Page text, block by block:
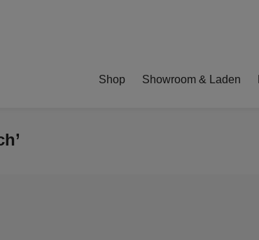
Shop Showroom & Laden